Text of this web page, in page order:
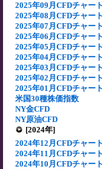
2025年09月CFDチャート
2025年08月CFDチャート
2025年07月CFDチャート
2025年06月CFDチャート
2025年05月CFDチャート
2025年04月CFDチャート
2025年03月CFDチャート
2025年02月CFDチャート
2025年01月CFDチャート
米国30種株価指数
NY金CFD
NY原油CFD
[2024年]
2024年12月CFDチャート
2024年11月CFDチャート
2024年10月CFDチャート